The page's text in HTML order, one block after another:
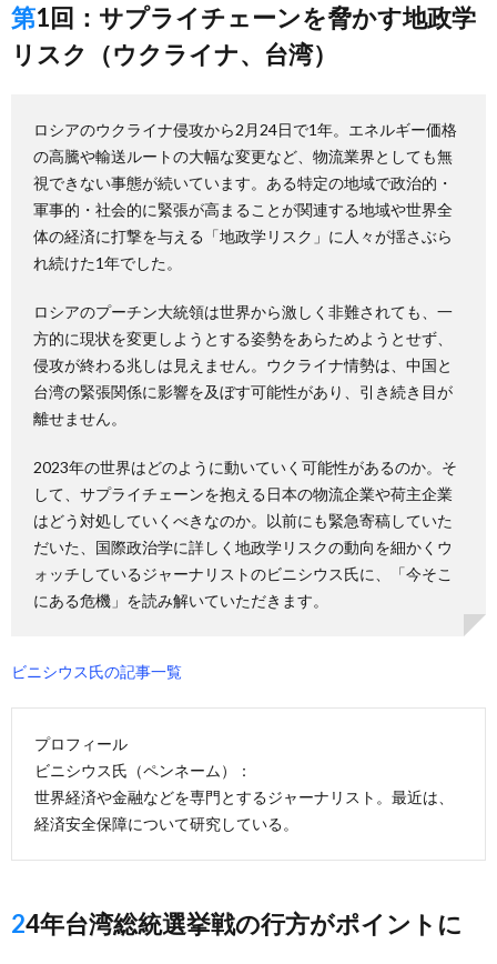
第1回：サプライチェーンを脅かす地政学
リスク（ウクライナ、台湾）
ロシアのウクライナ侵攻から2月24日で1年。エネルギー価格
の高騰や輸送ルートの大幅な変更など、物流業界としても無
視できない事態が続いています。ある特定の地域で政治的・
軍事的・社会的に緊張が高まることが関連する地域や世界全
体の経済に打撃を与える「地政学リスク」に人々が揺さぶら
れ続けた1年でした。
ロシアのプーチン大統領は世界から激しく非難されても、一
方的に現状を変更しようとする姿勢をあらためようとせず、
侵攻が終わる兆しは見えません。ウクライナ情勢は、中国と
台湾の緊張関係に影響を及ぼす可能性があり、引き続き目が
離せません。
2023年の世界はどのように動いていく可能性があるのか。そ
して、サプライチェーンを抱える日本の物流企業や荷主企業
はどう対処していくべきなのか。以前にも緊急寄稿していた
だいた、国際政治学に詳しく地政学リスクの動向を細かくウ
ォッチしているジャーナリストのビニシウス氏に、「今そこ
にある危機」を読み解いていただきます。
ビニシウス氏の記事一覧
プロフィール
ビニシウス氏（ペンネーム）：
世界経済や金融などを専門とするジャーナリスト。最近は、
経済安全保障について研究している。
24年台湾総統選挙戦の行方がポイントに